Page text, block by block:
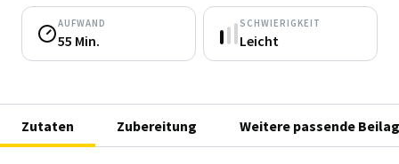
AUFWAND
55 Min.
SCHWIERIGKEIT
Leicht
Zutaten Zubereitung Weitere passende